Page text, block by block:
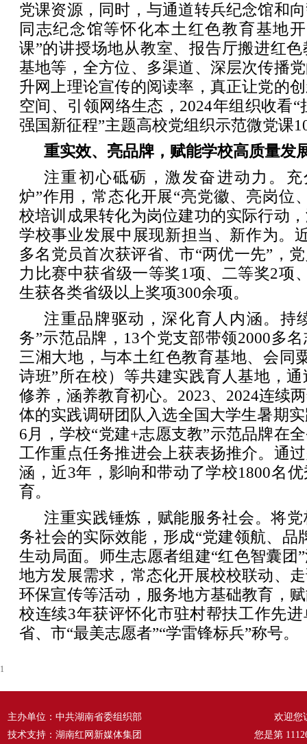
党课资源，同时，与通道转兵纪念馆和
同志纪念馆等怀化本土红色教育基地
课”的讲授场地从教室、报告厅搬进红
基地等，全方位、多渠道、深层次传播
升网上理论宣传的阅读率，真正让党的
空间、引领网络生态，2024年组织收看
强国新征程”主题高校党组织示范微党课
重实效、亮品牌，赋能学校高质量发
注重初心砥砺，激发奋进动力。
炉”作用，常态化开展“亮党徽、亮岗位
校培训成果转化为岗位建功的实际行动
学校事业发展中展现新担当、新作为。
多名党员首次获评省、市“两优一先”，
力比赛中获省级一等奖1项、二等奖2项
生获各类省级以上奖项300余项。
注重品牌驱动，深化育人内涵。持
务”示范品牌，13个党支部带领2000多
三湘大地，与本土红色教育基地、会同
诗班”所在校）等共建实践育人基地，
修养，涵养教育初心。2023、2024连续
体的实践调研团队入选全国大学生暑期
6月，学校“党建+志愿支教”示范品牌在
工作重点任务推进会上获表扬推介。通
涵，近3年，影响和带动了学校1800名
育。
注重实践锤炼，赋能服务社会。将
务社会的实际效能，形成“党建领航、品
生动局面。师生志愿者组建“红色智囊团
地方发展需求，常态化开展校校联动、
环保宣传等活动，服务地方基础教育，
校连续3年获评怀化市驻村帮扶工作先
省、市“最美志愿者”“学雷锋标兵”称号。
1
主办单位：中共湖南省委组织部
技术支持：湖南红网新媒体集团
欢迎您
您是第